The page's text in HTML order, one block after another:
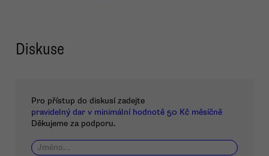
Diskuse
Pro přístup do diskusí zadejte
pravidelný dar v minimální hodnotě 50 Kč měsíčně
Děkujeme za podporu.